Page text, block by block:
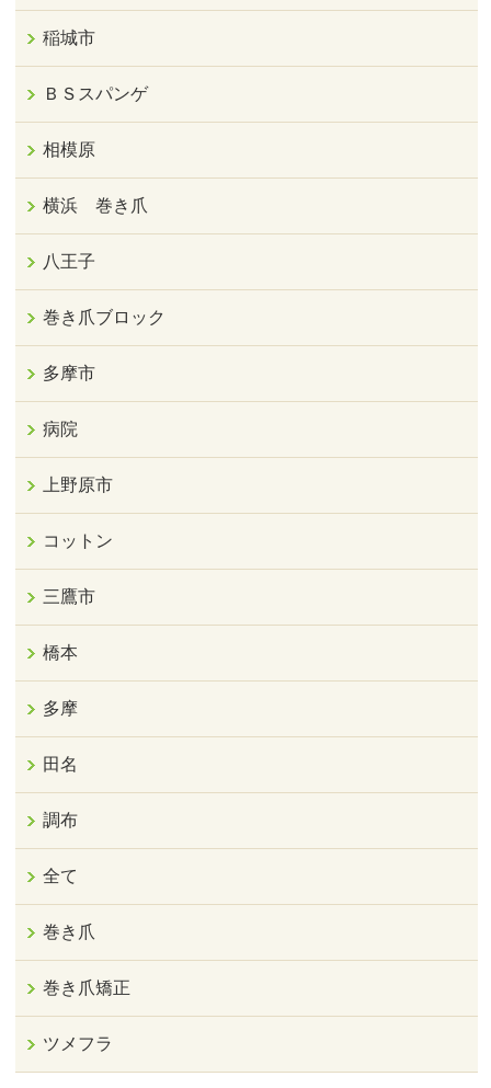
稲城市
ＢＳスパンゲ
相模原
横浜 巻き爪
八王子
巻き爪ブロック
多摩市
病院
上野原市
コットン
三鷹市
橋本
多摩
田名
調布
全て
巻き爪
巻き爪矯正
ツメフラ